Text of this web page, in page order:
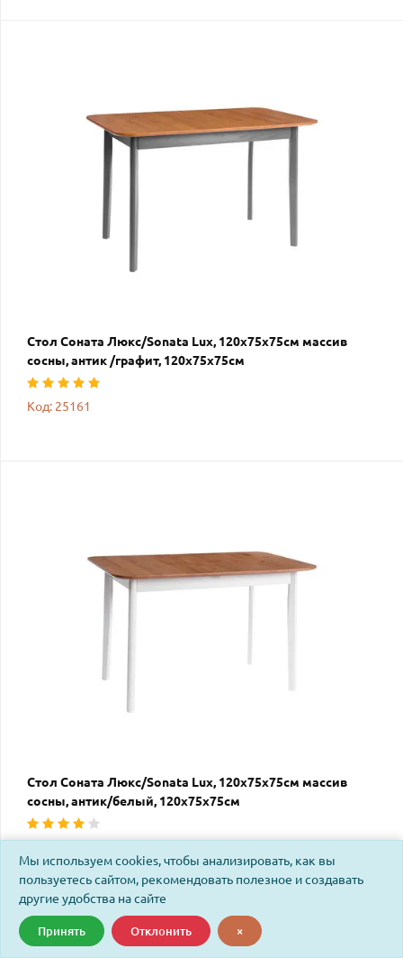
Стол Соната Люкс/Sonata Lux, 120х75х75см массив
сосны, антик /графит, 120х75х75см
Код: 25161
Стол Соната Люкс/Sonata Lux, 120х75х75см массив
сосны, антик/белый, 120х75х75см
Мы используем cookies, чтобы анализировать, как вы
пользуетесь сайтом, рекомендовать полезное и создавать
другие удобства на сайте
Принять Отклонить ×